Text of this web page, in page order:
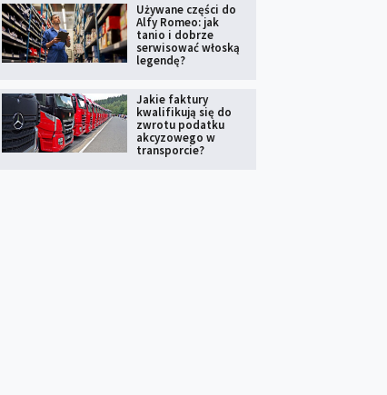
Używane części do
Alfy Romeo: jak
tanio i dobrze
serwisować włoską
legendę?
Jakie faktury
kwalifikują się do
zwrotu podatku
akcyzowego w
transporcie?